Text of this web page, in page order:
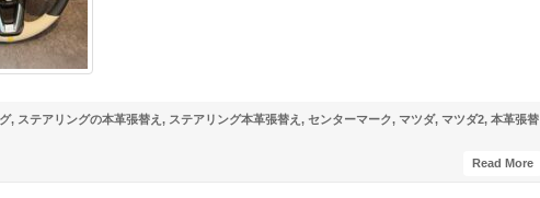
, ステアリングの本革張替え , ステアリング本革張替え , センターマーク, マツダ, マツダ2, 本革張替
Read More